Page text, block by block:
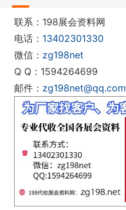
联系：198展会资料网
电话： 13402301330
微信： zg198net
Q Q：1594264699
邮件： zg198net@qq.com